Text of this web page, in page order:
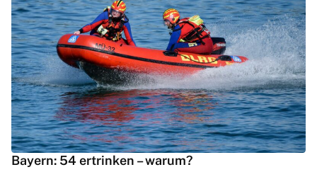
Bayern: 54 ertrinken – warum?